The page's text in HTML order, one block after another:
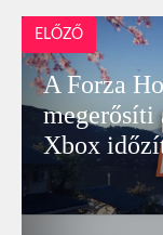
ELŐZŐ
A Forza
megerősíti
Xbox